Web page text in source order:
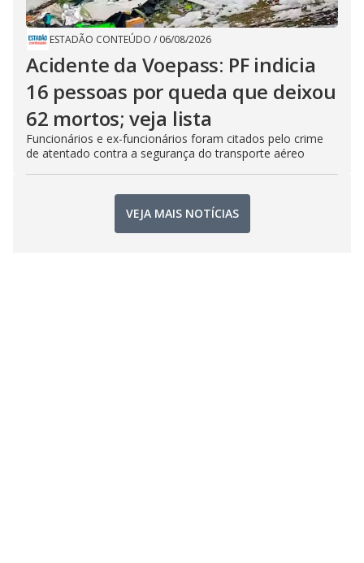
ESTADÃO CONTEÚDO / 06/08/2026
Acidente da Voepass: PF indicia
16 pessoas por queda que deixou
62 mortos; veja lista
Funcionários e ex-funcionários foram citados pelo crime
de atentado contra a segurança do transporte aéreo
VEJA MAIS NOTÍCIAS